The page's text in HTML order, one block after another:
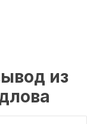
из